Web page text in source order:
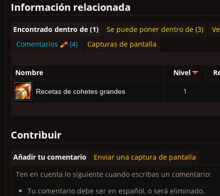
Información relacionada
Encontrado dentro de (1) Se puede poner dentro de (3)
Comentarios
(4) Capturas de pantalla
Nombre Nivel
Recetas de cohetes grandes 1
Contribuir
Añadir tu comentario
Enviar una captura de pantalla
Ten en cuenta lo siguiente cuando escribas un comentario:
Tu comentario debe ser en español, o será eliminado.